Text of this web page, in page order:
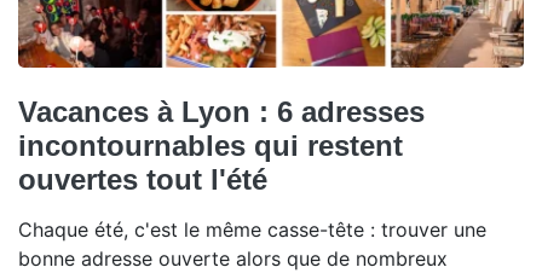
Vacances à Lyon : 6 adresses
incontournables qui restent
ouvertes tout l'été
Chaque été, c'est le même casse-tête : trouver une
bonne adresse ouverte alors que de nombreux